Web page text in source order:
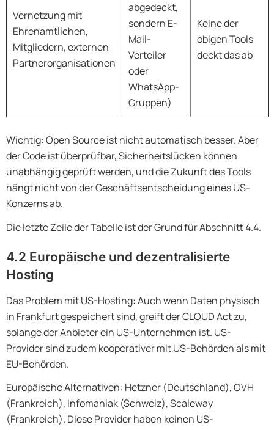
Vernetzung mit
Ehrenamtlichen,
Mitgliedern, externen
Partnerorganisationen
abgedeckt,
sondern E-
Mail-
Verteiler
oder
WhatsApp-
Gruppen)
Keine der
obigen Tools
deckt das ab
Wichtig: Open Source ist nicht automatisch besser. Aber
der Code ist überprüfbar, Sicherheitslücken können
unabhängig geprüft werden, und die Zukunft des Tools
hängt nicht von der Geschäftsentscheidung eines US-
Konzerns ab.
Die letzte Zeile der Tabelle ist der Grund für Abschnitt 4.4.
4.2 Europäische und dezentralisierte
Hosting
Das Problem mit US-Hosting: Auch wenn Daten physisch
in Frankfurt gespeichert sind, greift der CLOUD Act zu,
solange der Anbieter ein US-Unternehmen ist. US-
Provider sind zudem kooperativer mit US-Behörden als mit
EU-Behörden.
Europäische Alternativen: Hetzner (Deutschland), OVH
(Frankreich), Infomaniak (Schweiz), Scaleway
(Frankreich). Diese Provider haben keinen US-